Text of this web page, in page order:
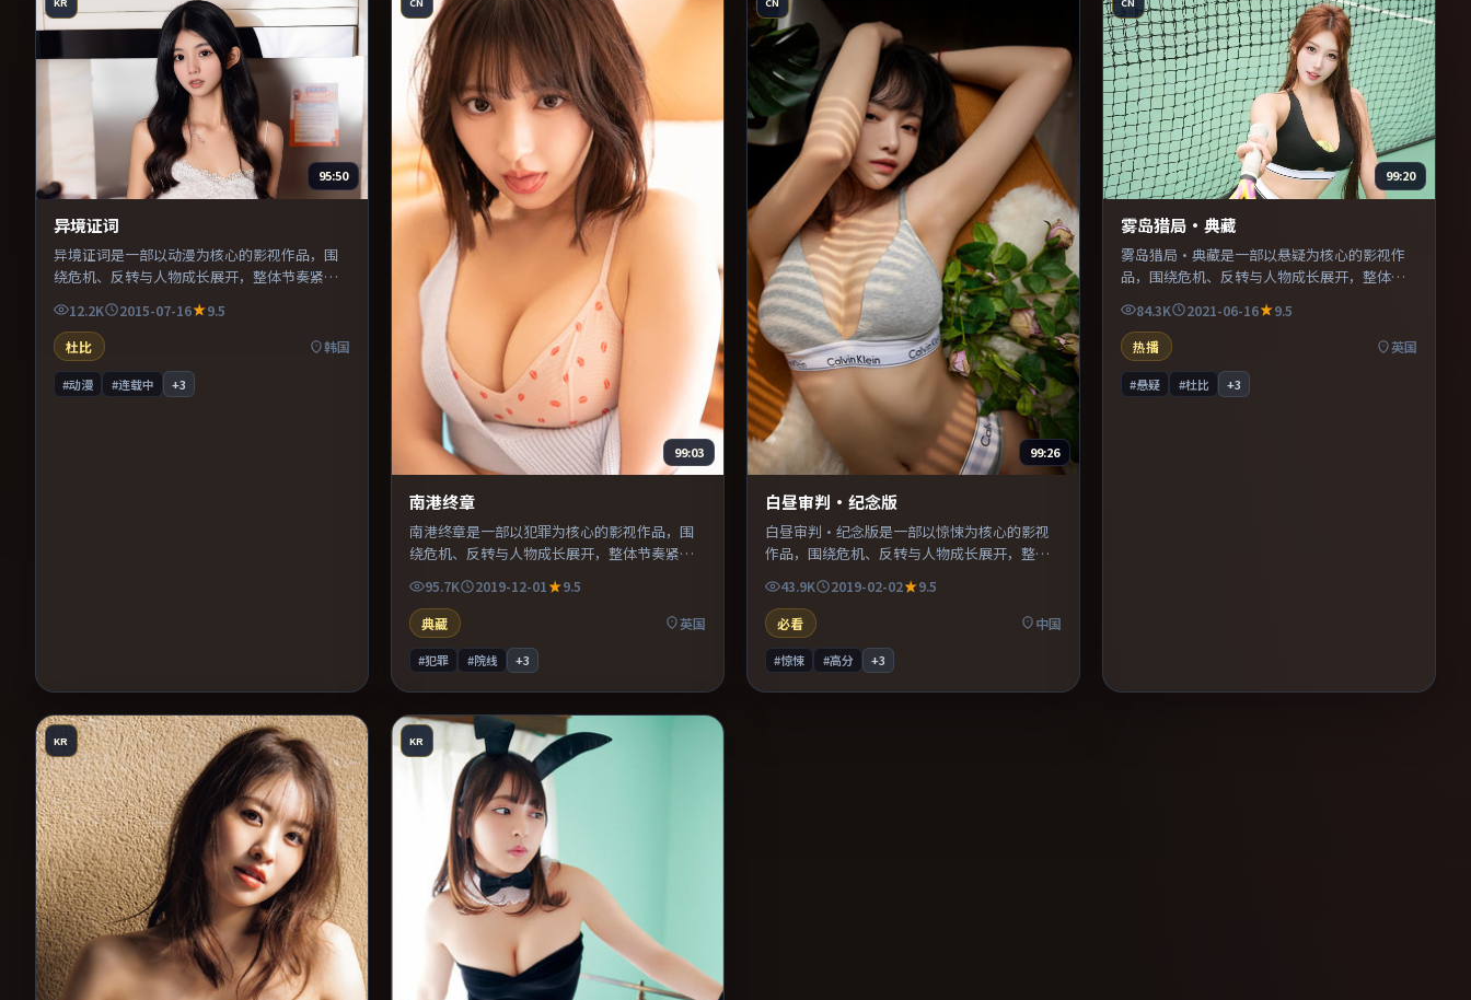
95:50
异境证词
异境证词是一部以动漫为核心的影视作品，围
绕危机、反转与人物成长展开，整体节奏紧
凑，值得推荐观看。
12.2K 2015-07-16
9.5
杜比
韩国
#动漫 #连载中 +3
99:03
南港终章
南港终章是一部以犯罪为核心的影视作品，围
绕危机、反转与人物成长展开，整体节奏紧
95.7K 2019-12-01
9.5
典藏
英国
#犯罪 #院线 +3
99:26
白昼审判·纪念版
白昼审判·纪念版是一部以惊悚为核心的影视
作品，围绕危机、反转与人物成长展开，整体
43.9K 2019-02-02
9.5
必看
中国
#惊悚 #高分 +3
99:20
雾岛猎局·典藏
雾岛猎局·典藏是一部以悬疑为核心的影视作
品，围绕危机、反转与人物成长展开，整体节
奏紧凑，值得推荐观看。
84.3K 2021-06-16
9.5
热播
英国
#悬疑 #杜比 +3
KR KR